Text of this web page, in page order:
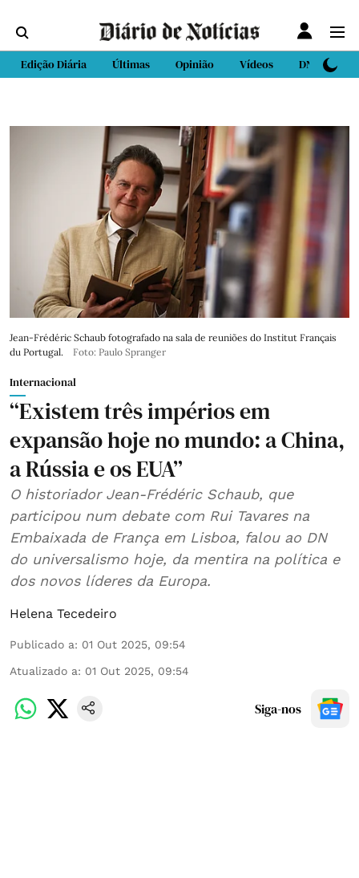
Edição Diária Últimas Opinião Vídeos DN Sport
Jean-Frédéric Schaub fotografado na sala de reuniões do Institut Français
du Portugal.
Foto: Paulo Spranger
Internacional
“Existem três impérios em
expansão hoje no mundo: a China,
a Rússia e os EUA”
O historiador Jean-Frédéric Schaub, que
participou num debate com Rui Tavares na
Embaixada de França em Lisboa, falou ao DN
do universalismo hoje, da mentira na política e
dos novos líderes da Europa.
Helena Tecedeiro
Publicado a: 01 Out 2025, 09:54
Atualizado a: 01 Out 2025, 09:54
Siga-nos